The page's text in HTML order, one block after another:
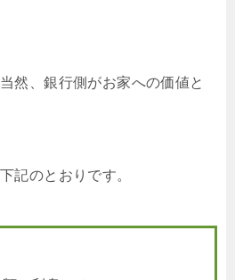
然、銀行側がお家への価値と
記のとおりです。